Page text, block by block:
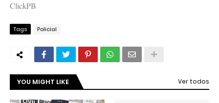
ClickPB
Tags Policial
YOU MIGHT LIKE Ver todos